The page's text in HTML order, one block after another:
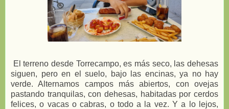
El terreno desde Torrecampo, es más seco, las dehesas
siguen, pero en el suelo, bajo las encinas, ya no hay
verde. Alternamos campos más abiertos, con ovejas
pastando tranquilas, con dehesas, habitadas por cerdos
felices, o vacas o cabras, o todo a la vez. Y a lo lejos,